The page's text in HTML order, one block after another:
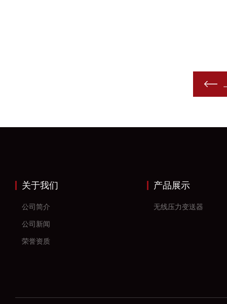
关于我们
公司简介
公司新闻
荣誉资质
产品展示
无线压力变送器